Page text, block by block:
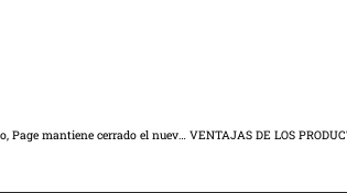
Guarinos: “Mientras la región se encuentra en situación de riesgo extremo, Page mantiene cerrado el nuevo hospital de Toledo”